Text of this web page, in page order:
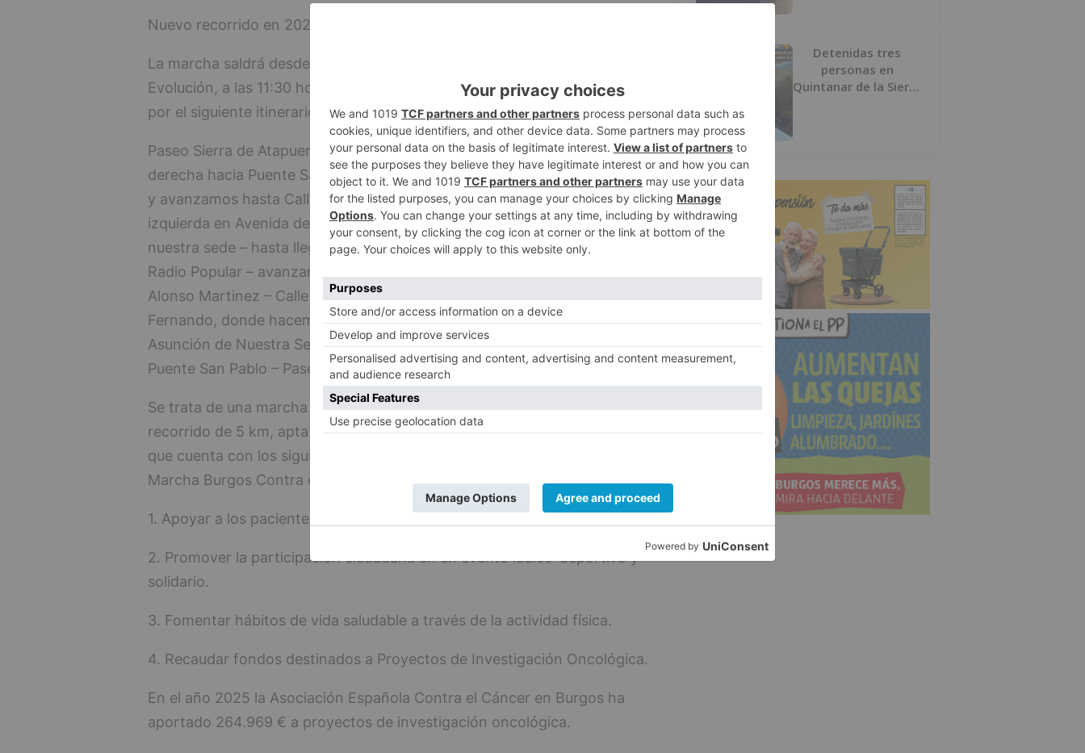
Nuevo recorrido en 2026.
La marcha saldrá desde el Paseo Sierra de Atapuerca, delante del Fórum
Evolución, a las 11:30 horas, y terminará en el mismo punto y discurrirá
por el siguiente itinerario:
Paseo Sierra de Atapuerca hacia Plaza Conde de Castro – giramos a la
derecha hacia Puente San Pablo – giramos a la derecha Avenida Arlanzón
y avanzamos hasta Calle Santa Casilda – Calle Segovia – giramos a la
izquierda en Avenida de la Paz por la calle de los impares pasando por
nuestra sede – hasta llegar a Plaza de España – pasando por el pasaje de
Radio Popular – avanzamos hasta la Calle de la Concordia – Plaza de
Alonso Martinez – Calle de Laín Calvo - Calle Paloma – Plaza Rey San
Fernando, donde hacemos el avituallamiento – Calle Nuño Rasura - Calle
Asunción de Nuestra Señora –– Paseo del Espolón – Plaza de Mio Cid –
Puente San Pablo – Paseo Sierra.
Se trata de una marcha de carácter lúdico no competitivo con un
recorrido de 5 km, apta para todos los públicos, por el centro de Burgos
que cuenta con los siguientes objetivos:Objetivos y desarrollo de la VI
Marcha Burgos Contra el Cáncer:
1. Apoyar a los pacientes de cáncer y a sus familias.
2. Promover la participación ciudadana en un evento lúdico-deportivo y
solidario.
3. Fomentar hábitos de vida saludable a través de la actividad física.
4. Recaudar fondos destinados a Proyectos de Investigación Oncológica.
En el año 2025 la Asociación Española Contra el Cáncer en Burgos ha
aportado 264.969 € a proyectos de investigación oncológica.
Detenidas tres
personas en
Quintanar de la Sierra